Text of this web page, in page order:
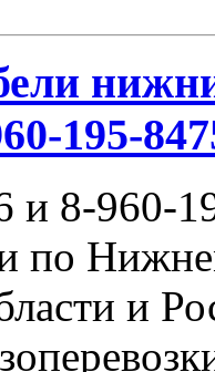
195-
и 8-960-
по
и